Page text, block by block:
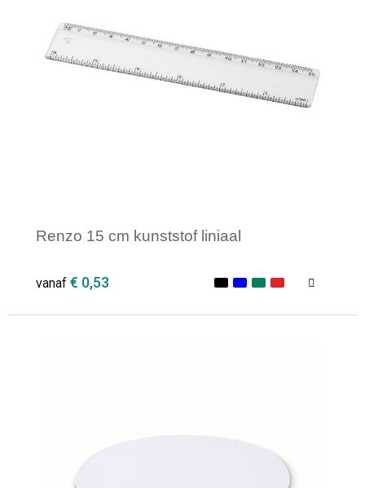
Renzo 15 cm kunststof liniaal
vanaf € 0,53